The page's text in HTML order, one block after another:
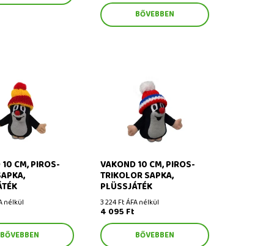
BŐVEBBEN
piros-sárga
CM, PIROS-
nélkül
BŐVEBBEN
Vakond 10 cm, piros-trikolor
sapka, plüssjáték
VAKOND 10 CM, PIROS-
TRIKOLOR SAPKA,
PLÜSSJÁTÉK
3 224 Ft ÁFA nélkül
4 095 Ft
BŐVEBBEN